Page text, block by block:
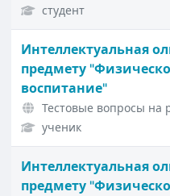
студент
Интеллектуальная
предмету
воспитание"
Тестовые вопросы на
ученик
Интеллектуальная
предмету